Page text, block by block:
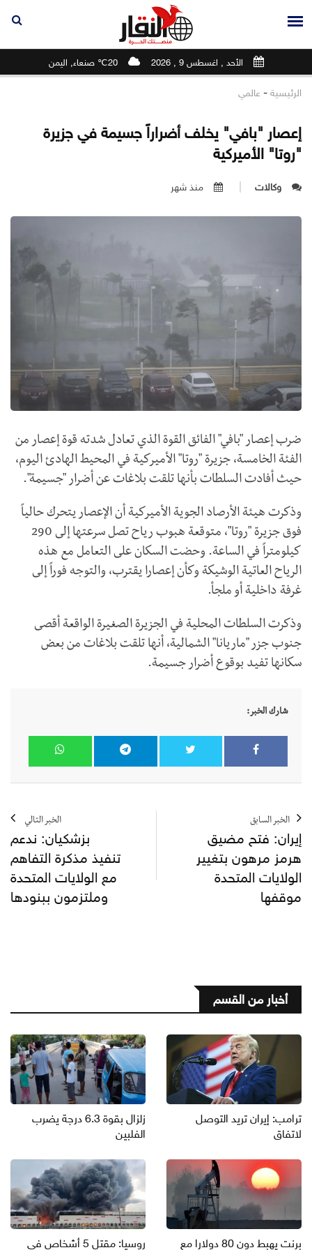
الأحد , اغسطس 9 , 2026 20℃ صنعاء, اليمن
الرئيسية - عالمي
إعصار "بافي" يخلف أضراراً جسيمة في جزيرة
"روتا" الأميركية
وكالات منذ شهر
ضرب إعصار "بافي" الفائق القوة الذي تعادل شدته قوة إعصار من
الفئة الخامسة، جزيرة "روتا" الأميركية في المحيط الهادئ اليوم،
حيث أفادت السلطات بأنها تلقت بلاغات عن أضرار "جسيمة".
وذكرت هيئة الأرصاد الجوية الأميركية أن الإعصار يتحرك حالياً
فوق جزيرة "روتا"، متوقعة هبوب رياح تصل سرعتها إلى 290
كيلومتراً في الساعة. وحضت السكان على التعامل مع هذه
الرياح العاتية الوشيكة وكأن إعصارا يقترب، والتوجه فوراً إلى
غرفة داخلية أو ملجأ.
وذكرت السلطات المحلية في الجزيرة الصغيرة الواقعة أقصى
جنوب جزر "ماريانا" الشمالية، أنها تلقت بلاغات من بعض
سكانها تفيد بوقوع أضرار جسيمة.
شارك الخبر:
الخبر السابق
إيران: فتح مضيق
هرمز مرهون بتغيير
الولايات المتحدة
موقفها
الخبر التالي
بزشكيان: ندعم
تنفيذ مذكرة التفاهم
مع الولايات المتحدة
وملتزمون ببنودها
أخبار من القسم
ترامب: إيران تريد التوصل
لاتفاق
زلزال بقوة 6.3 درجة يضرب
الفلبين
برنت يهبط دون 80 دولارا مع روسيا: مقتل 5 أشخاص في